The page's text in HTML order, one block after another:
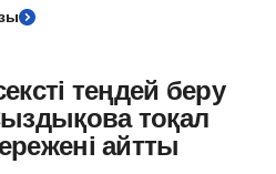
теңдей беру
тоқал
айтты